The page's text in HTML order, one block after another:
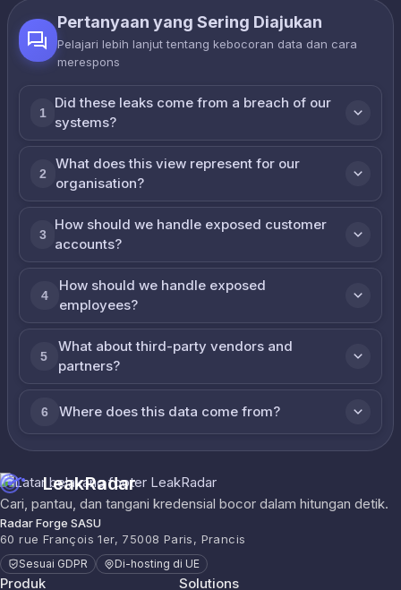
Pertanyaan yang Sering Diajukan
Pelajari lebih lanjut tentang kebocoran data dan cara
merespons
1
Did these leaks come from a breach of our
systems?
2
What does this view represent for our
organisation?
3
How should we handle exposed customer
accounts?
4
How should we handle exposed
employees?
5
What about third-party vendors and
partners?
6 Where does this data come from?
LeakRadar
Cari, pantau, dan tangani kredensial bocor dalam hitungan detik.
Radar Forge SASU
60 rue François 1er, 75008 Paris, Prancis
Sesuai GDPR Di-hosting di UE
Produk Solutions